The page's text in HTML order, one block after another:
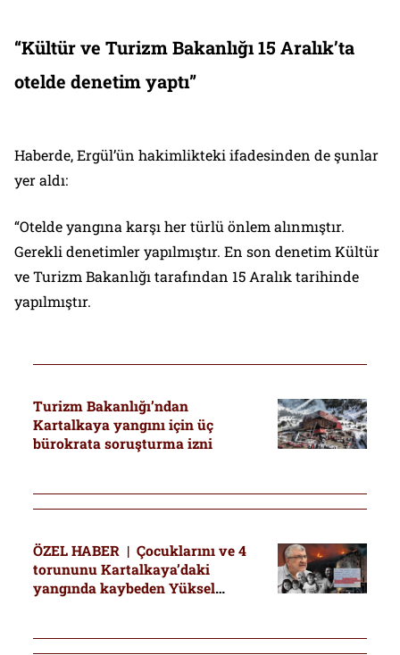
“Kültür ve Turizm Bakanlığı 15 Aralık’ta
otelde denetim yaptı”
Haberde, Ergül’ün hakimlikteki ifadesinden de şunlar
yer aldı:
“Otelde yangına karşı her türlü önlem alınmıştır.
Gerekli denetimler yapılmıştır. En son denetim Kültür
ve Turizm Bakanlığı tarafından 15 Aralık tarihinde
yapılmıştır.
Turizm Bakanlığı’ndan
Kartalkaya yangını için üç
bürokrata soruşturma izni
ÖZEL HABER | Çocuklarını ve 4
torununu Kartalkaya’daki
yangında kaybeden Yüksel